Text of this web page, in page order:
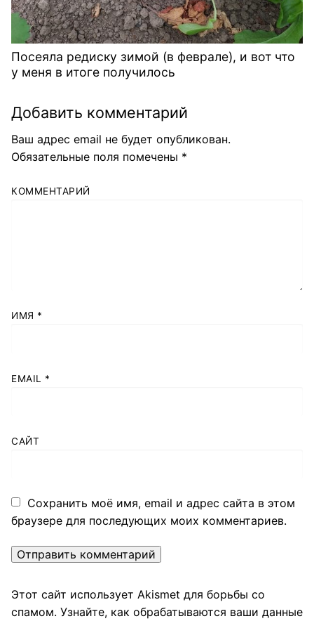
Посеяла редиску зимой (в феврале), и вот что
у меня в итоге получилось
Добавить комментарий
Ваш адрес email не будет опубликован.
Обязательные поля помечены *
КОММЕНТАРИЙ
ИМЯ *
EMAIL *
САЙТ
Сохранить моё имя, email и адрес сайта в этом
браузере для последующих моих комментариев.
Этот сайт использует Akismet для борьбы со
спамом. Узнайте, как обрабатываются ваши данные